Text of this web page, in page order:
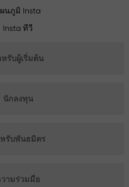
นภูมิ Insta
Insta ทีวี
หรับผู้เริ่มต้น
นักลงทุน
รับพันธมิตร
ามร่วมมือ